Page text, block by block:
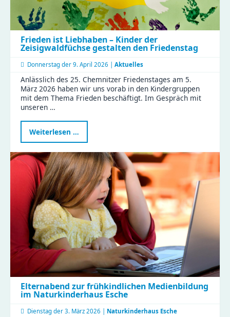
Frieden ist Liebhaben – Kinder der
Zeisigwaldfüchse gestalten den Friedenstag
Donnerstag der 9. April 2026 | Aktuelles
Anlässlich des 25. Chemnitzer Friedenstages am 5.
März 2026 haben wir uns vorab in den Kindergruppen
mit dem Thema Frieden beschäftigt. Im Gespräch mit
unseren …
Weiterlesen …
ist
Liebhaben
–
Kinder
der
Zeisigwaldfüchse
gestalten
den
Friedenstag
Elternabend zur frühkindlichen Medienbildung
im Naturkinderhaus Esche
Dienstag der 3. März 2026 | Naturkinderhaus Esche